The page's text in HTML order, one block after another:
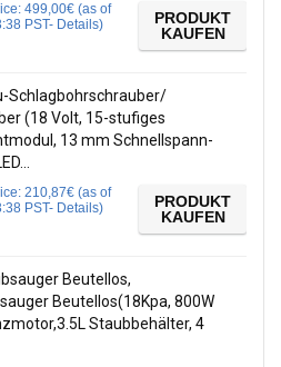
499,00€ (as of
PST- Details)
PRODUKT
KAUFEN
Schlagbohrschrauber/
(18 Volt, 15-stufiges
13 mm Schnellspann-
210,87€ (as of
PST- Details)
PRODUKT
KAUFEN
Beutellos,
Beutellos(18Kpa, 800W
Staubbehälter, 4